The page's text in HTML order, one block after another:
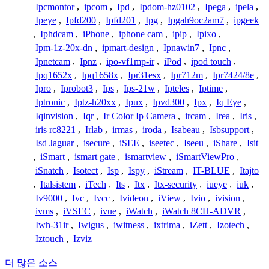
Ipcmontor , ipcom , Ipd , Ipdom-hz0102 , Ipega , ipela ,
Ipeye , Ipfd200 , Ipfd201 , Ipg , Ipgah9oc2am7 , ipgeek
, Iphdcam , iPhone , iphone cam , ipip , Ipixo ,
Ipm-1z-20x-dn , ipmart-design , Ipnawin7 , Ipnc ,
Ipnetcam , Ipnz , ipo-vf1mp-ir , iPod , ipod touch ,
Ipq1652x , Ipq1658x , Ipr31esx , Ipr712m , Ipr7424/8e ,
Ipro , Iprobot3 , Ips , Ips-21w , Ipteles , Iptime ,
Iptronic , Iptz-h20xx , Ipux , Ipvd300 , Ipx , Iq Eye ,
Iqinvision , Iqr , Ir Color Ip Camera , ircam , Irea , Iris ,
iris rc8221 , Irlab , irmas , iroda , Isabeau , Isbsupport ,
Isd Jaguar , isecure , iSEE , iseetec , Iseeu , iShare , Isit
, iSmart , ismart gate , ismartview , iSmartViewPro ,
iSnatch , Isotect , Isp , Ispy , iStream , IT-BLUE , Itajto
, Italsistem , iTech , Its , Itx , Itx-security , iueye , iuk ,
Iv9000 , Ivc , Ivcc , Ivideon , iView , Ivio , ivision ,
ivms , iVSEC , ivue , iWatch , iWatch 8CH-ADVR ,
Iwh-31ir , Iwigus , iwitness , ixtrima , iZett , Izotech ,
Iztouch , Izviz
더 많은 소스